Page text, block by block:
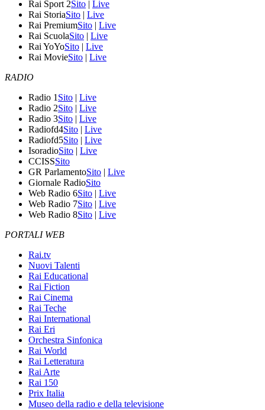
Rai Sport 2Sito | Live
Rai StoriaSito | Live
Rai PremiumSito | Live
Rai ScuolaSito | Live
Rai YoYoSito | Live
Rai MovieSito | Live
RADIO
Radio 1 Sito | Live
Radio 2Sito | Live
Radio 3Sito | Live
Radiofd4Sito | Live
Radiofd5Sito | Live
IsoradioSito | Live
CCISSSito
GR ParlamentoSito | Live
Giornale RadioSito
Web Radio 6Sito | Live
Web Radio 7Sito | Live
Web Radio 8Sito | Live
PORTALI WEB
Rai.tv
Nuovi Talenti
Rai Educational
Rai Fiction
Rai Cinema
Rai Teche
Rai International
Rai Eri
Orchestra Sinfonica
Rai World
Rai Letteratura
Rai Arte
Rai 150
Prix Italia
Museo della radio e della televisione